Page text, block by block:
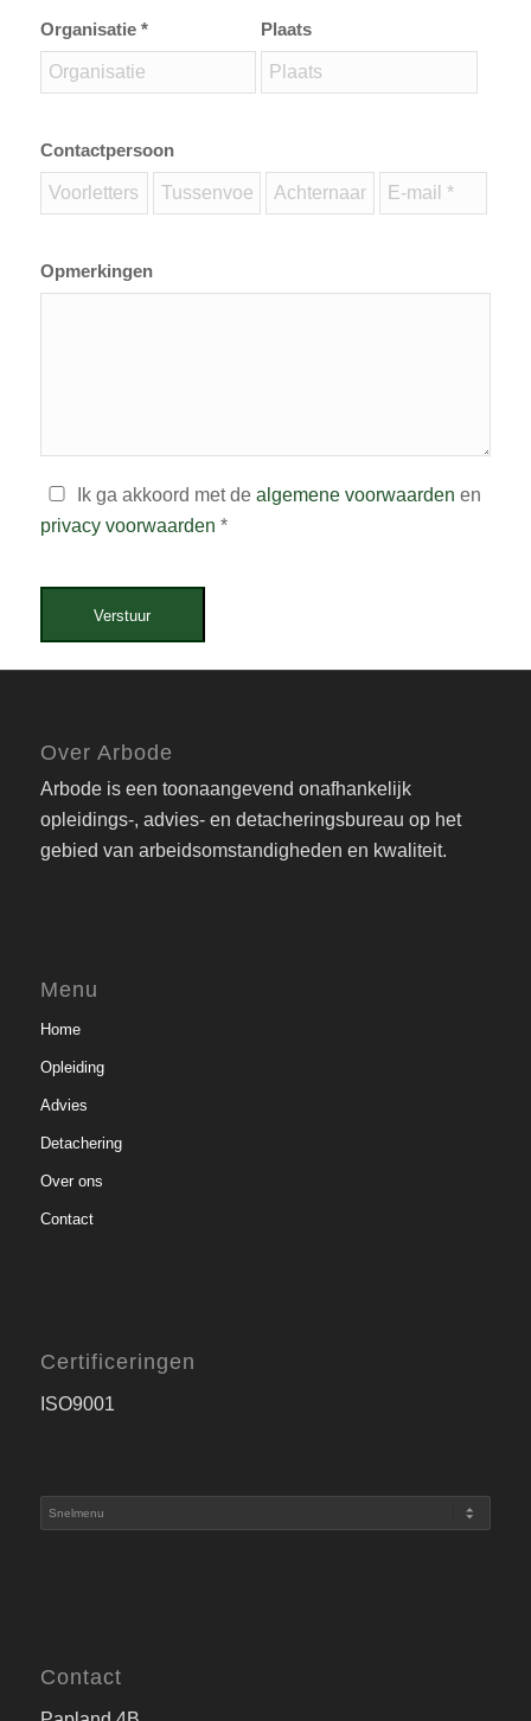
Organisatie * Plaats
Contactpersoon
Opmerkingen
Ik ga akkoord met de algemene voorwaarden en
privacy voorwaarden *
Verstuur
Over Arbode
Arbode is een toonaangevend onafhankelijk
opleidings-, advies- en detacheringsbureau op het
gebied van arbeidsomstandigheden en kwaliteit.
Menu
Home
Opleiding
Advies
Detachering
Over ons
Contact
Certificeringen
ISO9001
Contact